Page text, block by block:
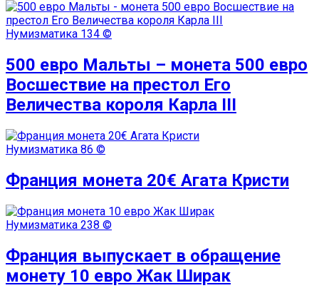
Нумизматика 134 ©
500 евро Мальты – монета 500 евро
Восшествие на престол Его
Величества короля Карла III
Нумизматика 86 ©
Франция монета 20€ Агата Кристи
Нумизматика 238 ©
Франция выпускает в обращение
монету 10 евро Жак Ширак